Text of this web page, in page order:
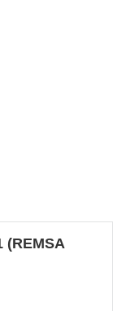
(REMSA